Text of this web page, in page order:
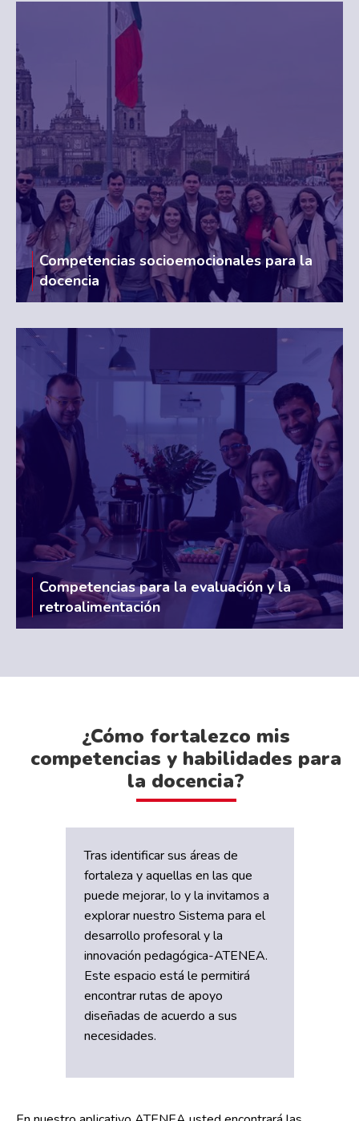
Competencias socioemocionales para la
docencia
Competencias para la evaluación y la
retroalimentación
¿Cómo fortalezco mis
competencias y habilidades para
la docencia?
Tras identificar sus áreas de
fortaleza y aquellas en las que
puede mejorar, lo y la invitamos a
explorar nuestro Sistema para el
desarrollo profesoral y la
innovación pedagógica-ATENEA.
Este espacio está le permitirá
encontrar rutas de apoyo
diseñadas de acuerdo a sus
necesidades.